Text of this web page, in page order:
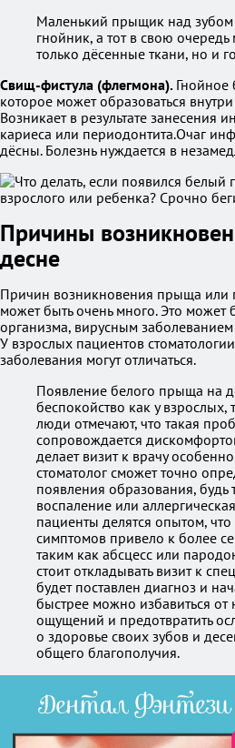
Маленький прыщик над зубом
гнойник, а тот в свою
только дёсенные ткани, но и
Свищ-фистула (флегмона). Гнойное
которое может образоваться
Возникает в результате занесения
кариеса или периодонтита.Очаг
дёсны. Болезнь нуждается в
Причины
десне
Причин возникновения прыща или
может быть очень много. Это может
организма, вирусным
У взрослых пациентов
заболевания могут отличаться.
Появление белого прыща на
беспокойство как у взрослых,
люди отмечают, что такая
сопровождается
делает визит к врачу
стоматолог сможет точно
появления образования, будь
воспаление или
пациенты делятся опытом,
симптомов привело к более
таким как абсцесс или
стоит откладывать визит к
будет поставлен диагноз и
быстрее можно избавиться от
ощущений и предотвратить
о здоровье своих зубов и
общего благополучия.